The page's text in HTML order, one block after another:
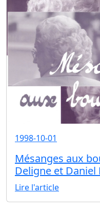
1998-10-01
Mésanges aux
Deligne et Daniel
Lire l'article